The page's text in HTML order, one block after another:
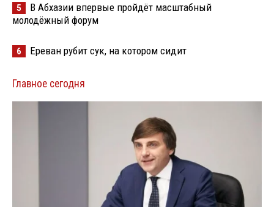
5
В Абхазии впервые пройдёт масштабный
молодёжный форум
6 Ереван рубит сук, на котором сидит
Главное сегодня